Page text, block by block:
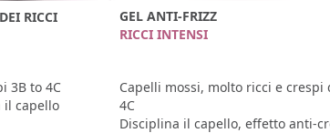
RICCI
3B to 4C
il capello
GEL ANTI-FRIZZ
RICCI INTENSI
Capelli mossi, molto ricci e crespi
4C
Disciplina il capello, effetto anti-